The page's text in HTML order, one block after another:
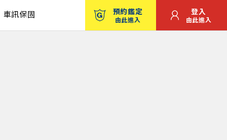
車訊保固 預約鑑定
由此進入
登入
由此進入